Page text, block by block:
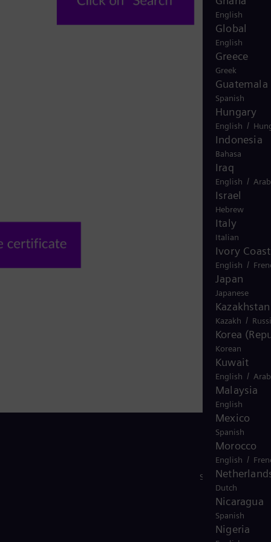
English
Global
English
Greece
Greek
Guatemala
Spanish
Hungary
English /
Indonesia
Bahasa
Iraq
English /
Israel
Hebrew
Italy
Italian
Ivory Coast
English /
Japan
Japanese
Kazakhstan
Kazakh /
Korea
Korean
Kuwait
English /
Malaysia
English
Mexico
Spanish
Morocco
English /
Dutch
Nicaragua
Spanish
Nigeria
Síguenos